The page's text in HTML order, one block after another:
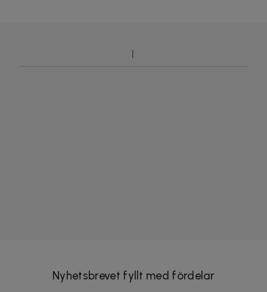
Nyhetsbrevet fyllt med fördelar